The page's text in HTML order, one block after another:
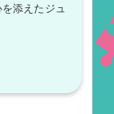
添えたジュ